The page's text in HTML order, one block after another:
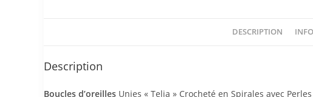
DESCRIPTION
Description
Boucles d’oreilles Unies « Telia » Crocheté en Spirales avec